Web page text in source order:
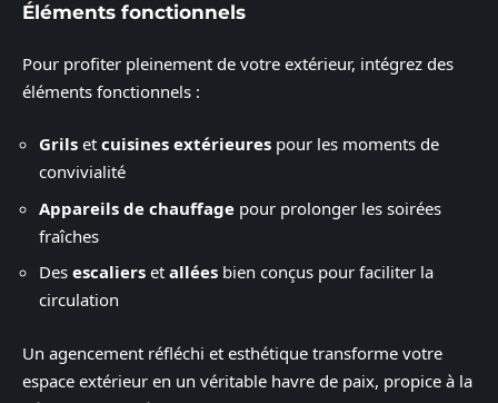
Éléments fonctionnels
Pour profiter pleinement de votre extérieur, intégrez des
éléments fonctionnels :
Grils et cuisines extérieures pour les moments de
convivialité
Appareils de chauffage pour prolonger les soirées
fraîches
Des escaliers et allées bien conçus pour faciliter la
circulation
Un agencement réfléchi et esthétique transforme votre
espace extérieur en un véritable havre de paix, propice à la